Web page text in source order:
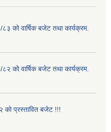
को वार्षिक बजेट तथा कार्यक्रम.
को वार्षिक बजेट तथा कार्यक्रम.
को प्रस्तावित बजेट !!!